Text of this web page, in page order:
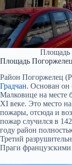
Площадь
Площадь Погоржелец
Район Погоржелец
Градчан. Основан он
Малковице на месте
XI веке. Это место
пожары, отсюда и
пожар случился в
году район
Третий
Праги французскими